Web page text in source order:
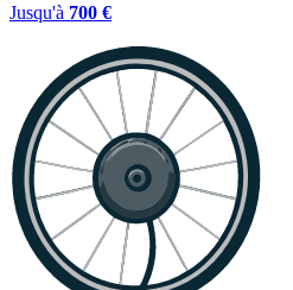
Jusqu'à 700 €